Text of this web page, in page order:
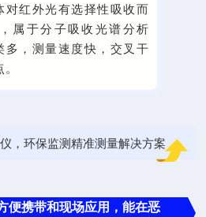
对红外光有选择性吸收而
属于分子吸收光谱分析
多，测量速度快，交叉干
便携带和现场应用，能在恶